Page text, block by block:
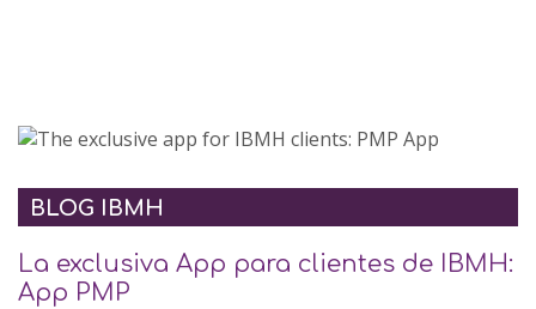
BLOG IBMH
La exclusiva App para clientes de IBMH:
App PMP